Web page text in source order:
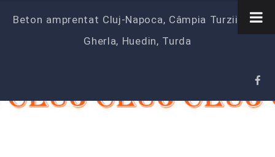
Beton amprentat Cluj-Napoca, Câmpia Turzii‎, Dej,
Gherla, Huedin, Turda